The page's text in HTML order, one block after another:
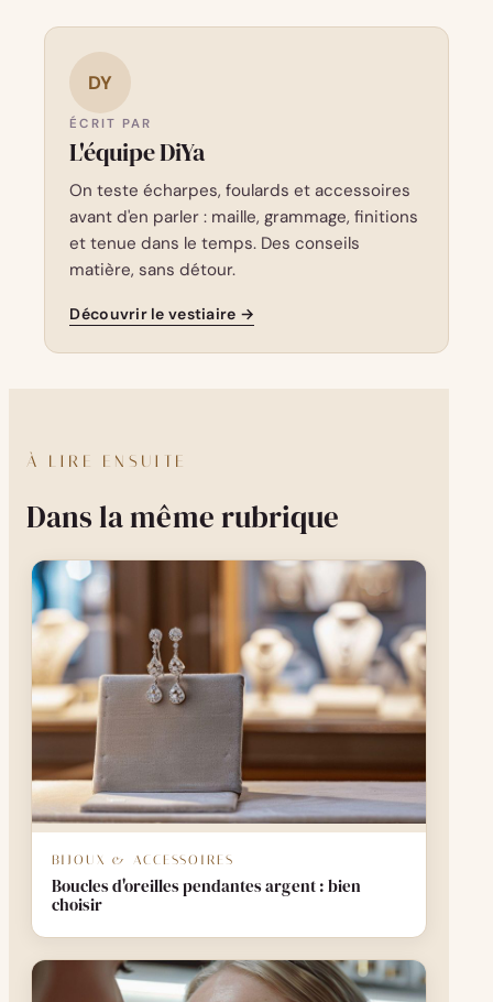
DY
ÉCRIT PAR
L'équipe DiYa
On teste écharpes, foulards et accessoires
avant d'en parler : maille, grammage, finitions
et tenue dans le temps. Des conseils
matière, sans détour.
Découvrir le vestiaire →
À LIRE ENSUITE
Dans la même rubrique
BIJOUX & ACCESSOIRES
Boucles d'oreilles pendantes argent : bien
choisir